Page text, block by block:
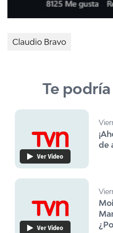
Claudio Bravo
Te
Ver Video
de
Ver Video